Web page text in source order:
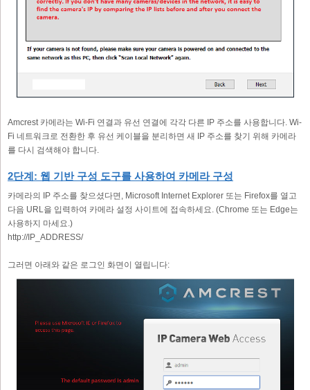
Amcrest 카메라는 Wi-Fi 연결과 유선 연결에 각각 다른 IP 주소를 사용합니다. Wi-
Fi 네트워크로 전환한 후 유선 케이블을 분리하면 새 IP 주소를 찾기 위해 카메라
를 다시 검색해야 합니다.
2단계: 웹 기반 구성 도구를 사용하여 카메라 구성
카메라의 IP 주소를 찾으셨다면, Microsoft Internet Explorer 또는 Firefox를 열고
다음 URL을 입력하여 카메라 설정 사이트에 접속하세요. (Chrome 또는 Edge는
사용하지 마세요.)
http://IP_ADDRESS/
그러면 아래와 같은 로그인 화면이 열립니다: